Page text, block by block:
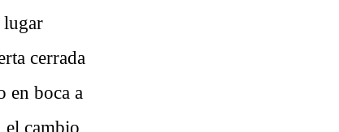
lugar
cerrada
en boca a
el cambio